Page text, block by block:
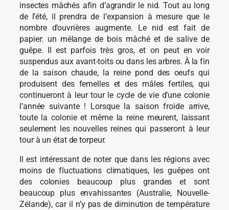
insectes mâchés afin d’agrandir le nid. Tout au long
de l’été, il prendra de l’expansion à mesure que le
nombre d’ouvrières augmente. Le nid est fait de
papier: un mélange de bois mâché et de salive de
guêpe. Il est parfois très gros, et on peut en voir
suspendus aux avant-toits ou dans les arbres. À la fin
de la saison chaude, la reine pond des oeufs qui
produisent des femelles et des mâles fertiles, qui
continueront à leur tour le cycle de vie d’une colonie
l’année suivante ! Lorsque la saison froide arrive,
toute la colonie et même la reine meurent, laissant
seulement les nouvelles reines qui passeront à leur
tour à un état de torpeur.
Il est intéressant de noter que dans les régions avec
moins de fluctuations climatiques, les guêpes ont
des colonies beaucoup plus grandes et sont
beaucoup plus envahissantes (Australie, Nouvelle-
Zélande), car il n’y pas de diminution de température